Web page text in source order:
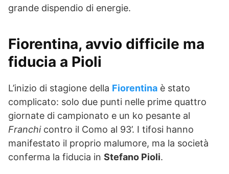
grande dispendio di energie.
Fiorentina, avvio difficile ma
fiducia a Pioli
L’inizio di stagione della Fiorentina è stato
complicato: solo due punti nelle prime quattro
giornate di campionato e un ko pesante al
Franchicontro il Como al 93’. I tifosi hanno
manifestato il proprio malumore, ma la società
conferma la fiducia in Stefano Pioli.